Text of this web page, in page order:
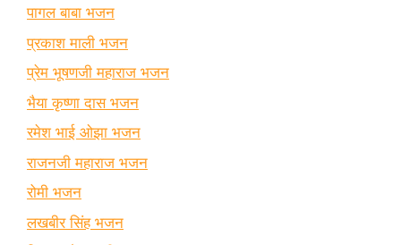
पागल बाबा भजन
प्रकाश माली भजन
प्रेम भूषणजी महाराज भजन
भैया कृष्णा दास भजन
रमेश भाई ओझा भजन
राजनजी महाराज भजन
रोमी भजन
लखबीर सिंह भजन